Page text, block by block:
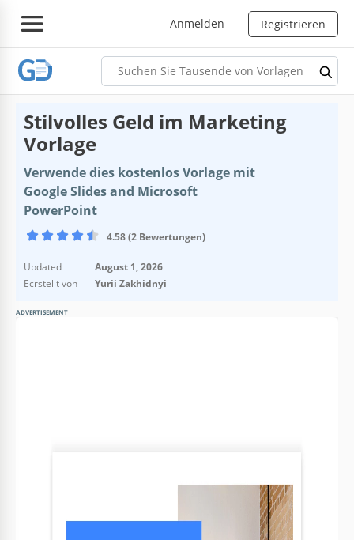
Anmelden Registrieren
Stilvolles Geld im Marketing
Vorlage
Verwende dies kostenlos Vorlage mit
Google Slides and Microsoft
PowerPoint
4.58 (2 Bewertungen)
Updated
August 1, 2026
Ecrstellt von
Yurii Zakhidnyi
ADVERTISEMENT